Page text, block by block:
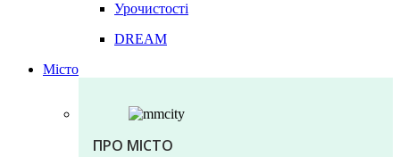
Урочистості
DREAM
Місто
ПРО МІСТО